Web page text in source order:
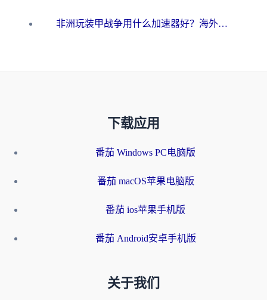
非洲玩装甲战争用什么加速器好？海外党亲测有效的国服游戏加速方案
下载应用
番茄 Windows PC电脑版
番茄 macOS苹果电脑版
番茄 ios苹果手机版
番茄 Android安卓手机版
关于我们